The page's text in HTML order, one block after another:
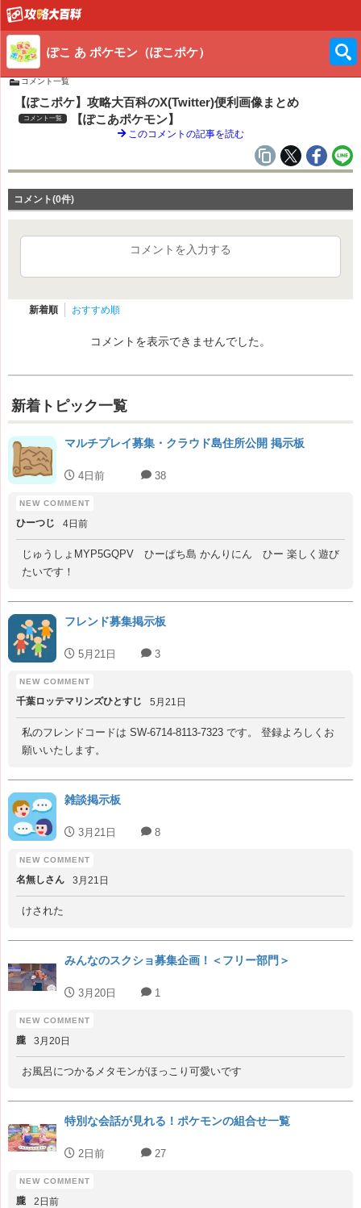
ぽこ あ ポケモン（ぽこポケ）
コメント一覧
【ぽこポケ】攻略大百科のX(Twitter)便利画像まとめ
コメント一覧 【ぽこあポケモン】
このコメントの記事を読む
コメント(0件)
コメントを入力する
新着順 おすすめ順
コメントを表示できませんでした。
新着トピック一覧
マルチプレイ募集・クラウド島住所公開 掲示板
4日前 38
ひーつじ 4日前
じゅうしょMYP5GQPV ひーぱち島 かんりにん ひー 楽しく遊び
たいです！
フレンド募集掲示板
5月21日 3
千葉ロッテマリンズひとすじ 5月21日
私のフレンドコードは SW-6714-8113-7323 です。 登録よろしくお
願いいたします。
雑談掲示板
3月21日 8
名無しさん 3月21日
けされた
みんなのスクショ募集企画！＜フリー部門＞
3月20日 1
朧 3月20日
お風呂につかるメタモンがほっこり可愛いです
特別な会話が見れる！ポケモンの組合せ一覧
2日前 27
朧 2日前